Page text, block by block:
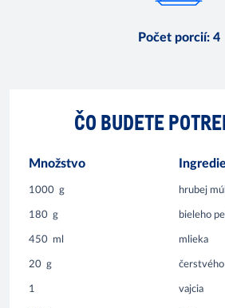
Počet porcií: 4
ČO BUDETE
Množstvo
1000 g hrubej
180 g bieleho
450 ml mlieka
20 g
1 vajcia